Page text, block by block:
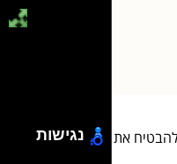
את חלקך ולהמשיך
נגישות